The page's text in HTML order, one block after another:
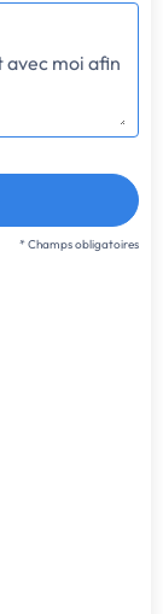
* Champs obligatoires